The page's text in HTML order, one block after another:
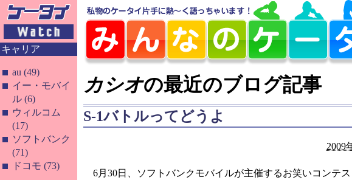
キャリア
au (49)
イー・モバイ
ル (6)
ウィルコム
(17)
ソフトバンク
(71)
ドコモ (73)
カシオの最近のブログ記事
S-1バトルってどうよ
2009
6月30日、ソフトバンクモバイルが主催するお笑いコンテス